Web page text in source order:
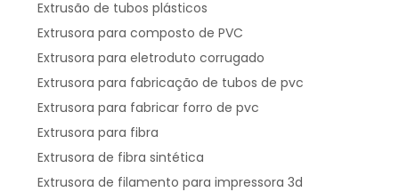
Extrusão de tubos plásticos
Extrusora para composto de PVC
Extrusora para eletroduto corrugado
Extrusora para fabricação de tubos de pvc
Extrusora para fabricar forro de pvc
Extrusora para fibra
Extrusora de fibra sintética
Extrusora de filamento para impressora 3d